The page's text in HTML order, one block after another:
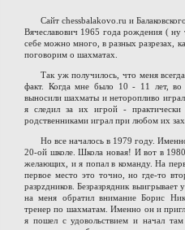
Сайт chessbalakovo.ru и
Вячеславович 1965 года рождения ( ну
себе можно много, в разных разрезах,
поговорим о шахматах.
Так уж получилось, что меня
факт. Когда мне было 10 - 11 лет,
выносили шахматы и неторопливо
я следил за их игрой -
родственниками играл при любом их
Но все началось в 1979 году.
20-ой школе. Школа новая! И вот в
желающих, и я попал в команду. На
первое место это точно, но где-то
разрzдников. Безразрядник
на меня обратил внимание Борис
тренер по шахматам. Именно он и
я пошел с удовольствием и начал